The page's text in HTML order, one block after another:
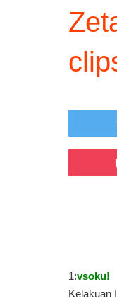
1:vsoku!
Kelakuan